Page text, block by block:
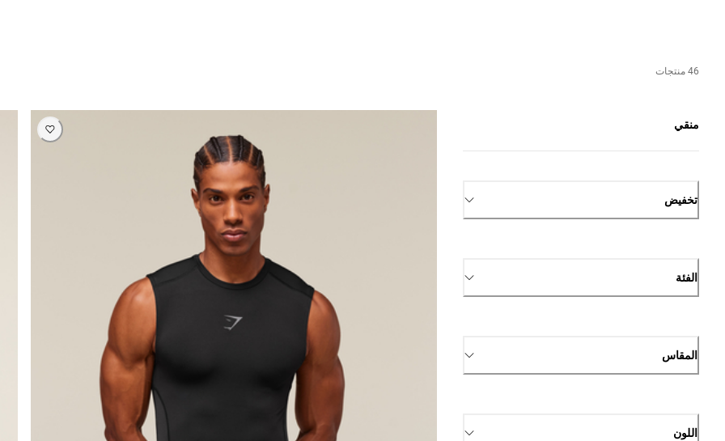
46 منتجات
منقي
تخفيض
الفئة
المقاس
اللون